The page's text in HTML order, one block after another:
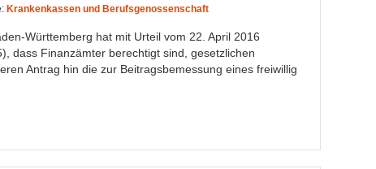
Krankenkassen und Berufsgenossenschaft
Württemberg hat mit Urteil vom 22. April 2016
dass Finanzämter berechtigt sind, gesetzlichen
Antrag hin die zur Beitragsbemessung eines freiwillig